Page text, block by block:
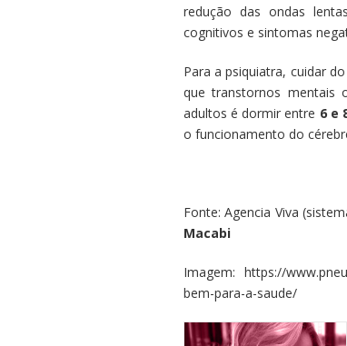
redução das ondas
cognitivos e sintomas
Para a psiquiatra, cuidar
que transtornos mentais
adultos é dormir entre 6 e
o funcionamento do
Fonte:Agencia Viva (
Macabi
Imagem: https://
bem-para-a-saude/